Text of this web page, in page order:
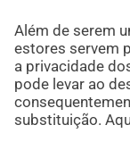
Além de serem
estores servem
a privacidade
pode levar ao
substituição.